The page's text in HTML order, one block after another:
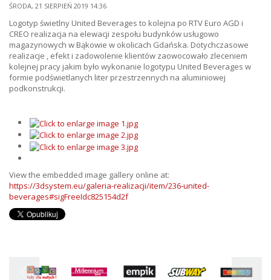
ŚRODA, 21 SIERPIEŃ 2019 14:36
Logotyp świetlny United Beverages to kolejna po RTV Euro AGD i
CREO realizacja na elewacji zespołu budynków usługowo
magazynowych w Bąkowie w okolicach Gdańska. Dotychczasowe
realizacje , efekt i zadowolenie klientów zaowocowało zleceniem
kolejnej pracy jakim było wykonanie logotypu United Beverages w
formie podświetlanych liter przestrzennych na aluminiowej
podkonstrukcji.
View the embedded image gallery online at:
https://3dsystem.eu/galeria-realizacji/item/236-united-
beverages#sigFreeIdc825154d2f